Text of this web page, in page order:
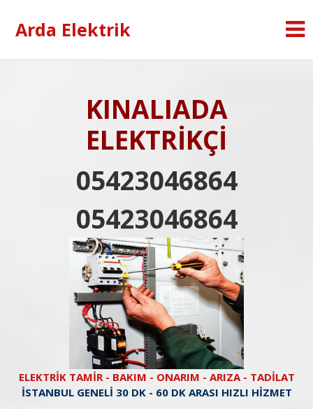
Arda Elektrik
KINALIADA
ELEKTRİKÇİ
05423046864
05423046864
ELEKTRİK TAMİR - BAKIM - ONARIM - ARIZA - TADİLAT
İSTANBUL GENELİ 30 DK - 60 DK ARASI HIZLI HİZMET